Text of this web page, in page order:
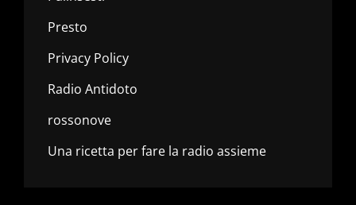
Presto
Privacy Policy
Radio Antidoto
rossonove
Una ricetta per fare la radio assieme